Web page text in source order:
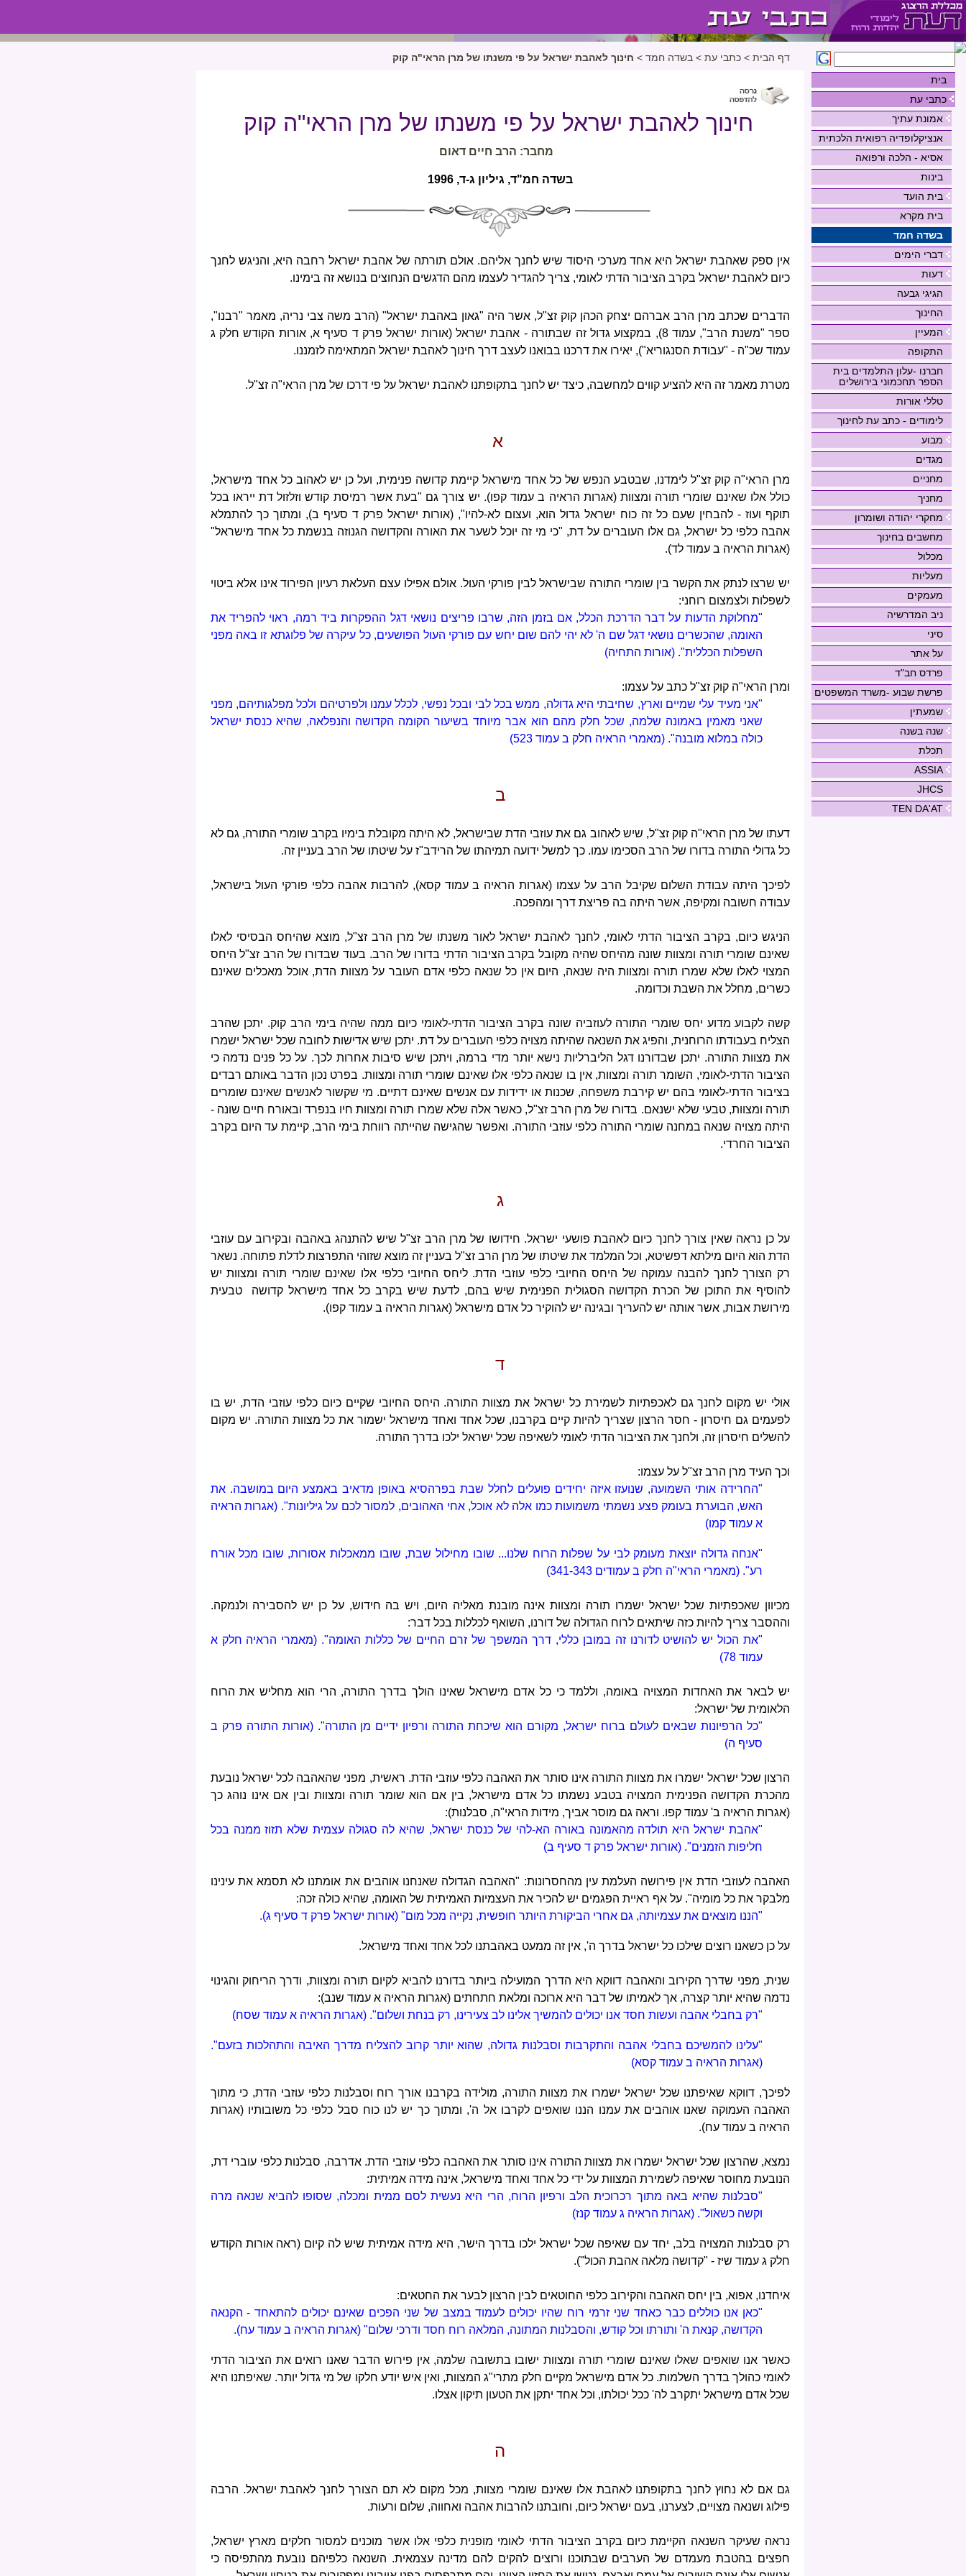
בית
כתבי עת
אמונת עתיך
אנציקלופדיה רפואית הלכתית
אסיא - הלכה ורפואה
בינות
בית הועד
בית מקרא
בשדה חמד
דברי הימים
דעות
הגיגי גבעה
החינוך
המעיין
התקופה
חברנו -עלון התלמדים בית
הספר תחכמוני בירושלים
טללי אורות
לימודים - כתב עת לחינוך
מבוע
מגדים
מחניים
מחניך
מחקרי יהודה ושומרון
מחשבים בחינוך
מכלול
מעליות
מעמקים
ניב המדרשיה
סיני
על אתר
פרדס חב"ד
פרשת שבוע -משרד המשפטים
שמעתין
שנה בשנה
תכלת
ASSIA
JHCS
TEN DA'AT
דף הבית > כתבי עת > בשדה חמד > חינוך לאהבת ישראל על פי משנתו של מרן הראי"ה קוק
חינוך לאהבת ישראל על פי משנתו של מרן הראי"ה קוק
מחבר: הרב חיים דאום
בשדה חמ"ד, גיליון ג-ד, 1996
אין ספק שאהבת ישראל היא אחד מערכי היסוד שיש לחנך אליהם. אולם תורתה של אהבת ישראל רחבה היא, והניגש לחנך
כיום לאהבת ישראל בקרב הציבור הדתי לאומי, צריך להגדיר לעצמו מהם הדגשים הנחוצים בנושא זה בימינו.
הדברים שכתב מרן הרב אברהם יצחק הכהן קוק זצ"ל, אשר היה "גאון באהבת ישראל" (הרב משה צבי נריה, מאמר "רבנו",
ספר "משנת הרב", עמוד 8), במקצוע גדול זה שבתורה - אהבת ישראל (אורות ישראל פרק ד סעיף א, אורות הקודש חלק ג
עמוד שכ"ה - "עבודת הסנגוריא"), יאירו את דרכנו בבואנו לעצב דרך חינוך לאהבת ישראל המתאימה לזמננו.
מטרת מאמר זה היא להציע קווים למחשבה, כיצד יש לחנך בתקופתנו לאהבת ישראל על פי דרכו של מרן הראי"ה זצ"ל.
א
מרן הראי"ה קוק זצ"ל לימדנו, שבטבע הנפש של כל אחד מישראל קיימת קדושה פנימית, ועל כן יש לאהוב כל אחד מישראל,
כולל אלו שאינם שומרי תורה ומצוות (אגרות הראיה ב עמוד קפו). יש צורך גם "בעת אשר רמיסת קודש וזלזול דת ייראו בכל
תוקף ועוז - להבחין שעם כל זה כוח ישראל גדול הוא, ועצום לא-להיו", (אורות ישראל פרק ד סעיף ב), ומתוך כך להתמלא
אהבה כלפי כל ישראל, גם אלו העוברים על דת, "כי מי זה יוכל לשער את האורה והקדושה הגנוזה בנשמת כל אחד מישראל"
(אגרות הראיה ב עמוד לד).
יש שרצו לנתק את הקשר בין שומרי התורה שבישראל לבין פורקי העול. אולם אפילו עצם העלאת רעיון הפירוד אינו אלא ביטוי
לשפלות ולצמצום רוחני:
"מחלוקת הדעות על דבר הדרכת הכלל, אם בזמן הזה, שרבו פריצים נושאי דגל ההפקרות ביד רמה, ראוי להפריד את
האומה, שהכשרים נושאי דגל שם ה' לא יהי להם שום יחש עם פורקי העול הפושעים, כל עיקרה של פלוגתא זו באה מפני
השפלות הכללית". (אורות התחיה)
ומרן הראי"ה קוק זצ"ל כתב על עצמו:
"אני מעיד עלי שמיים וארץ, שחיבתי היא גדולה, ממש בכל לבי ובכל נפשי, לכלל עמנו ולפרטיהם ולכל מפלגותיהם, מפני
שאני מאמין באמונה שלמה, שכל חלק מהם הוא אבר מיוחד בשיעור הקומה הקדושה והנפלאה, שהיא כנסת ישראל
כולה במלוא מובנה". (מאמרי הראיה חלק ב עמוד 523)
ב
דעתו של מרן הראי"ה קוק זצ"ל, שיש לאהוב גם את עוזבי הדת שבישראל, לא היתה מקובלת בימיו בקרב שומרי התורה, גם לא
כל גדולי התורה בדורו של הרב הסכימו עמו. כך למשל ידועה תמיהתו של הרידב"ז על שיטתו של הרב בעניין זה.
לפיכך היתה עבודת השלום שקיבל הרב על עצמו (אגרות הראיה ב עמוד קסא), להרבות אהבה כלפי פורקי העול בישראל,
עבודה חשובה ומקיפה, אשר היתה בה פריצת דרך ומהפכה.
הניגש כיום, בקרב הציבור הדתי לאומי, לחנך לאהבת ישראל לאור משנתו של מרן הרב זצ"ל, מוצא שהיחס הבסיסי לאלו
שאינם שומרי תורה ומצוות שונה מהיחס שהיה מקובל בקרב הציבור הדתי בדורו של הרב. בעוד שבדורו של הרב זצ"ל היחס
המצוי לאלו שלא שמרו תורה ומצוות היה שנאה, היום אין כל שנאה כלפי אדם העובר על מצוות הדת, אוכל מאכלים שאינם
כשרים, מחלל את השבת וכדומה.
קשה לקבוע מדוע יחס שומרי התורה לעוזביה שונה בקרב הציבור הדתי-לאומי כיום ממה שהיה בימי הרב קוק. יתכן שהרב
הצליח בעבודתו הרוחנית, והפיג את השנאה שהיתה מצויה כלפי העוברים על דת. יתכן שיש אדישות לחובה שכל ישראל ישמרו
את מצוות התורה. יתכן שבדורנו דגל הליברליות נישא יותר מדי ברמה, ויתכן שיש סיבות אחרות לכך. על כל פנים נדמה כי
הציבור הדתי-לאומי, השומר תורה ומצוות, אין בו שנאה כלפי אלו שאינם שומרי תורה ומצוות. בפרט נכון הדבר באותם רבדים
בציבור הדתי-לאומי בהם יש קירבת משפחה, שכנות או ידידות עם אנשים שאינם דתיים. מי שקשור לאנשים שאינם שומרים
תורה ומצוות, טבעי שלא ישנאם. בדורו של מרן הרב זצ"ל, כאשר אלה שלא שמרו תורה ומצוות חיו בנפרד ובאורח חיים שונה -
היתה מצויה שנאה במחנה שומרי התורה כלפי עוזבי התורה. ואפשר שהגישה שהייתה רווחת בימי הרב, קיימת עד היום בקרב
הציבור החרדי.
ג
על כן נראה שאין צורך לחנך כיום לאהבת פושעי ישראל. חידושו של מרן הרב זצ"ל שיש להתנהג באהבה ובקירוב עם עוזבי
הדת הוא היום מילתא דפשיטא, וכל המלמד את שיטתו של מרן הרב זצ"ל בעניין זה מוצא שזוהי התפרצות לדלת פתוחה. נשאר
רק הצורך לחנך להבנה עמוקה של היחס החיובי כלפי עוזבי הדת. ליחס החיובי כלפי אלו שאינם שומרי תורה ומצוות יש
להוסיף את התוכן של הכרת הקדושה הסגולית הפנימית שיש בהם, לדעת שיש בקרב כל אחד מישראל קדושה טבעית
מירושת אבות, אשר אותה יש להעריך ובגינה יש להוקיר כל אדם מישראל (אגרות הראיה ב עמוד קפו).
ד
אולי יש מקום לחנך גם לאכפתיות לשמירת כל ישראל את מצוות התורה. היחס החיובי שקיים כיום כלפי עוזבי הדת, יש בו
לפעמים גם חיסרון - חסר הרצון שצריך להיות קיים בקרבנו, שכל אחד ואחד מישראל ישמור את כל מצוות התורה. יש מקום
להשלים חיסרון זה, ולחנך את הציבור הדתי לאומי לשאיפה שכל ישראל ילכו בדרך התורה.
וכך העיד מרן הרב זצ"ל על עצמו:
"החרידה אותי השמועה, שנועזו איזה יחידים פועלים לחלל שבת בפרהסיא באופן מדאיב באמצע היום במושבה. את
האש, הבוערת בעומק פצע נשמתי משמועות כמו אלה לא אוכל, אחי האהובים, למסור לכם על גיליונות". (אגרות הראיה
א עמוד קמו)
"אנחה גדולה יוצאת מעומק לבי על שפלות הרוח שלנו... שובו מחילול שבת, שובו ממאכלות אסורות, שובו מכל אורח
רע". (מאמרי הראי"ה חלק ב עמודים 341-343)
מכיוון שאכפתיות שכל ישראל ישמרו תורה ומצוות אינה מובנת מאליה היום, ויש בה חידוש, על כן יש להסבירה ולנמקה.
וההסבר צריך להיות כזה שיתאים לרוח הגדולה של דורנו, השואף לכללות בכל דבר:
"את הכול יש להושיט לדורנו זה במובן כללי, דרך המשפך של זרם החיים של כללות האומה". (מאמרי הראיה חלק א
עמוד 78)
יש לבאר את האחדות המצויה באומה, וללמד כי כל אדם מישראל שאינו הולך בדרך התורה, הרי הוא מחליש את הרוח
הלאומית של ישראל:
"כל הרפיונות שבאים לעולם ברוח ישראל, מקורם הוא שיכחת התורה ורפיון ידיים מן התורה". (אורות התורה פרק ב
סעיף ה)
הרצון שכל ישראל ישמרו את מצוות התורה אינו סותר את האהבה כלפי עוזבי הדת. ראשית, מפני שהאהבה לכל ישראל נובעת
מהכרת הקדושה הפנימית המצויה בטבע נשמתו כל אדם מישראל, בין אם הוא שומר תורה ומצוות ובין אם אינו נוהג כך
(אגרות הראיה ב' עמוד קפו. וראה גם מוסר אביך, מידות הראי"ה, סבלנות):
"אהבת ישראל היא תולדה מהאמונה באורה הא-להי של כנסת ישראל, שהיא לה סגולה עצמית שלא תזוז ממנה בכל
חליפות הזמנים". (אורות ישראל פרק ד סעיף ב)
האהבה לעוזבי הדת אין פירושה העלמת עין מהחסרונות: "האהבה הגדולה שאנחנו אוהבים את אומתנו לא תסמא את עינינו
מלבקר את כל מומיה". על אף ראיית הפגמים יש להכיר את העצמיות האמיתית של האומה, שהיא כולה זכה:
"הננו מוצאים את עצמיותה, גם אחרי הביקורת היותר חופשית, נקייה מכל מום" (אורות ישראל פרק ד סעיף ג).
על כן כשאנו רוצים שילכו כל ישראל בדרך ה', אין זה ממעט באהבתנו לכל אחד ואחד מישראל.
שנית, מפני שדרך הקירוב והאהבה דווקא היא הדרך המועילה ביותר בדורנו להביא לקיום תורה ומצוות, ודרך הריחוק והגינוי
נדמה שהיא יותר קצרה, אך לאמיתו של דבר היא ארוכה ומלאת חתחתים (אגרות הראיה א עמוד שנב):
"רק בחבלי אהבה ועשות חסד אנו יכולים להמשיך אלינו לב צעירינו, רק בנחת ושלום". (אגרות הראיה א עמוד שסח)
"עלינו להמשיכם בחבלי אהבה והתקרבות וסבלנות גדולה, שהוא יותר קרוב להצליח מדרך האיבה והתהלכות בזעם".
(אגרות הראיה ב עמוד קסא)
לפיכך, דווקא שאיפתנו שכל ישראל ישמרו את מצוות התורה, מולידה בקרבנו אורך רוח וסבלנות כלפי עוזבי הדת, כי מתוך
האהבה העמוקה שאנו אוהבים את עמנו הננו שואפים לקרבו אל ה', ומתוך כך יש לנו כוח סבל כלפי כל משובותיו (אגרות
הראיה ב עמוד עח).
נמצא, שהרצון שכל ישראל ישמרו את מצוות התורה אינו סותר את האהבה כלפי עוזבי הדת. אדרבה, סבלנות כלפי עוברי דת,
הנובעת מחוסר שאיפה לשמירת המצוות על ידי כל אחד ואחד מישראל, אינה מידה אמיתית:
"סבלנות שהיא באה מתוך רכרוכית הלב ורפיון הרוח, הרי היא נעשית לסם ממית ומכלה, שסופו להביא שנאה מרה
וקשה כשאול". (אגרות הראיה ג עמוד קנז)
רק סבלנות המצויה בלב, יחד עם שאיפה שכל ישראל ילכו בדרך הישר, היא מידה אמיתית שיש לה קיום (ראה אורות הקודש
חלק ג עמוד שיז - "קדושה מלאה אהבת הכול").
איחדנו, אפוא, בין יחס האהבה והקירוב כלפי החוטאים לבין הרצון לבער את החטאים:
"כאן אנו כוללים כבר כאחד שני זרמי רוח שהיו יכולים לעמוד במצב של שני הפכים שאינם יכולים להתאחד - הקנאה
הקדושה, קנאת ה' ותורתו וכל קודש, והסבלנות המתונה, המלאה רוח חסד ודרכי שלום" (אגרות הראיה ב עמוד עח).
כאשר אנו שואפים שאלו שאינם שומרי תורה ומצוות ישובו בתשובה שלמה, אין פירוש הדבר שאנו רואים את הציבור הדתי
לאומי כהולך בדרך השלמות. כל אדם מישראל מקיים חלק מתרי"ג המצוות, ואין איש יודע חלקו של מי גדול יותר. שאיפתנו היא
שכל אדם מישראל יתקרב לה' ככל יכולתו, וכל אחד יתקן את הטעון תיקון אצלו.
ה
גם אם לא נחוץ לחנך בתקופתנו לאהבת אלו שאינם שומרי מצוות, מכל מקום לא תם הצורך לחנך לאהבת ישראל. הרבה
פילוג ושנאה מצויים, לצערנו, בעם ישראל כיום, וחובתנו להרבות אהבה ואחווה, שלום ורעות.
נראה שעיקר השנאה הקיימת כיום בקרב הציבור הדתי לאומי מופנית כלפי אלו אשר מוכנים למסור חלקים מארץ ישראל,
חפצים בהטבת מעמדם של הערבים שבתוכנו ורוצים להקים להם מדינה עצמאית. השנאה כלפיהם נובעת מהתפיסה כי